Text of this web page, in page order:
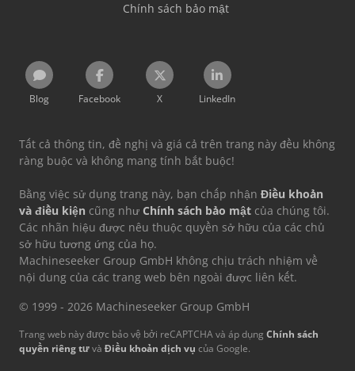
Chính sách bảo mật
Blog Facebook X LinkedIn
Tất cả thông tin, đề nghị và giá cả trên trang này đều không
ràng buộc và không mang tính bắt buộc!
Bằng việc sử dụng trang này, bạn chấp nhận Điều khoản
và điều kiện cũng như Chính sách bảo mật của chúng tôi.
Các nhãn hiệu được nêu thuộc quyền sở hữu của các chủ
sở hữu tương ứng của họ.
Machineseeker Group GmbH không chịu trách nhiệm về
nội dung của các trang web bên ngoài được liên kết.
© 1999 - 2026 Machineseeker Group GmbH
Trang web này được bảo vệ bởi reCAPTCHA và áp dụng Chính sách
quyền riêng tưvà Điều khoản dịch vụ của Google.